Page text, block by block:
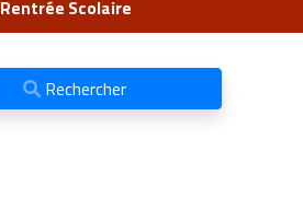
Rentrée Scolaire
Rechercher